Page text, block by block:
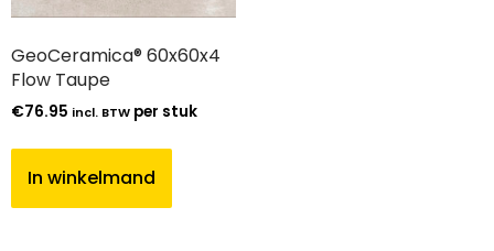
GeoCeramica® 60x60x4
Flow Taupe
€76.95 incl. BTW per stuk
In winkelmand